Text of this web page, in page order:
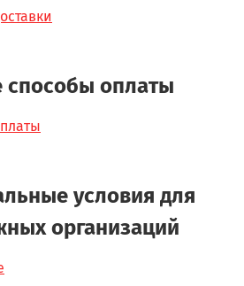
оплаты
условия для
организаций